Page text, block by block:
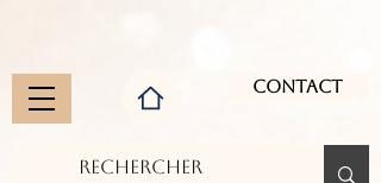
Contact